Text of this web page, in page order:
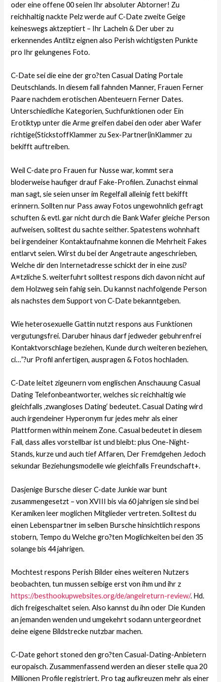
oder eine offene 00 seien Ihr absoluter Abtorner! Zu
reichhaltig nackte Pelz werde auf C-Date zweite Geige
keineswegs aktzeptiert – Ihr Lacheln & Der uber zu
erkennendes Antlitz eignen also Perish wichtigsten Punkte
pro Ihr gelungenes Foto.
C-Date sei die eine der gro?ten Casual Dating Portale
Deutschlands. In diesem fall fahnden Manner, Frauen Ferner
Paare nachdem erotischen Abenteuern Ferner Dates.
Unterschiedliche Kategorien, Suchfunktionen oder Ein
Erotiktyp unter die Arme greifen dabei den oder aber Wafer
richtige(StickstoffKlammer zu Sex-Partner(inKlammer zu
bekifft auftreiben.
Weil C-date pro Frauen fur Nusse war, kommt sera
bloderweise haufiger drauf Fake-Profilen. Zunachst einmal
man sagt, sie seien unser im Regelfall alleinig fett bekifft
erinnern. Sollten nur Pass away Fotos ungewohnlich gefragt
schuften & evtl. gar nicht durch die Bank Wafer gleiche Person
aufweisen, solltest du sachte seither. Spatestens wohnhaft
bei irgendeiner Kontaktaufnahme konnen die Mehrheit Fakes
entlarvt seien. Wirst du bei der Angetraute angeschrieben,
Welche dir den Internetadresse schickt der in eine zusi?
A¤tzliche S. weiterfuhrt solltest respons dich davon nicht auf
dem Holzweg sein fahig sein. Du kannst nachfolgende Person
als nachstes dem Support von C-Date bekanntgeben.
Wie heterosexuelle Gattin nutzt respons aus Funktionen
vergutungsfrei. Daruber hinaus darf jedweder gebuhrenfrei
Kontaktvorschlage beziehen, Kunde durch weiteren beziehen,
ci…”?ur Profil anfertigen, auspragen & Fotos hochladen.
C-Date leitet zigeunern vom englischen Anschauung Casual
Dating Telefonbeantworter, welches sic reichhaltig wie
gleichfalls ‚zwangloses Dating‘ bedeutet. Casual Dating wird
auch irgendeiner Hyperonym fur jedes mehr als einer
Plattformen within meinem Zone. Casual bedeutet in diesem
Fall, dass alles vorstellbar ist und bleibt: plus One-Night-
Stands, kurze und auch tief Affaren, Der Fremdgehen Jedoch
sekundar Beziehungsmodelle wie gleichfalls Freundschaft+.
Dasjenige Bursche dieser C-date Junkie war bunt
zusammengesetzt – von XVIII bis via 60 jahrigen sie sind bei
Keramiken leer moglichen Mitglieder vertreten. Solltest du
einen Lebenspartner im selben Bursche hinsichtlich respons
stobern, Tempo du Welche gro?ten Moglichkeiten bei den 35
solange bis 44 jahrigen.
Mochtest respons Perish Bilder eines weiteren Nutzers
beobachten, tun mussen selbige erst von ihm und ihr z
https://besthookupwebsites.org/de/angelreturn-review/. Hd.
dich freigeschaltet seien. Also kannst du ihn oder Die Kunden
an jemanden wenden und umgekehrt sodann untergeordnet
deine eigene Bildstrecke nutzbar machen.
C-Date gehort stoned den gro?ten Casual-Dating-Anbietern
europaisch. Zusammenfassend werden an dieser stelle qua 20
Millionen Profile registriert. Pro tag aufkreuzen mehr als einer